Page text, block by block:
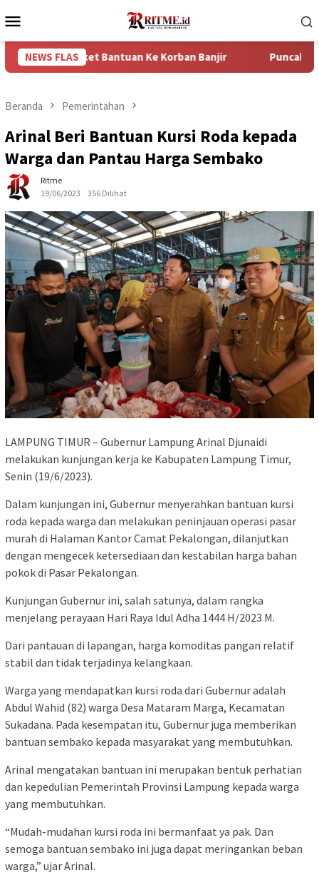
ke
Mobile
NEWS FLAS
Paket Bantuan Ke Korban Banjir Puncak Arus Balik
Beranda Pemerintahan
Arinal Beri Bantuan Kursi Roda kepada
Warga dan Pantau Harga Sembako
Ritme
19/06/2023
356 Dilihat
LAMPUNG TIMUR – Gubernur Lampung Arinal Djunaidi
melakukan kunjungan kerja ke Kabupaten Lampung Timur,
Senin (19/6/2023).
Dalam kunjungan ini, Gubernur menyerahkan bantuan kursi
roda kepada warga dan melakukan peninjauan operasi pasar
murah di Halaman Kantor Camat Pekalongan, dilanjutkan
dengan mengecek ketersediaan dan kestabilan harga bahan
pokok di Pasar Pekalongan.
Kunjungan Gubernur ini, salah satunya, dalam rangka
menjelang perayaan Hari Raya Idul Adha 1444 H/2023 M.
Dari pantauan di lapangan, harga komoditas pangan relatif
stabil dan tidak terjadinya kelangkaan.
Warga yang mendapatkan kursi roda dari Gubernur adalah
Abdul Wahid (82) warga Desa Mataram Marga, Kecamatan
Sukadana. Pada kesempatan itu, Gubernur juga memberikan
bantuan sembako kepada masyarakat yang membutuhkan.
Arinal mengatakan bantuan ini merupakan bentuk perhatian
dan kepedulian Pemerintah Provinsi Lampung kepada warga
yang membutuhkan.
“Mudah-mudahan kursi roda ini bermanfaat ya pak. Dan
semoga bantuan sembako ini juga dapat meringankan beban
warga,” ujar Arinal.